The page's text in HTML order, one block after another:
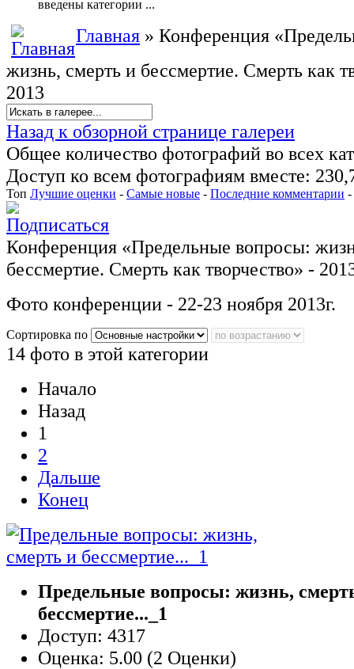
введены категории ...
Главная » Конференция
жизнь, смерть и бессмертие. Смерть как
2013
Назад к обзорной странице галереи
Общее количество фотографий во всех
Доступ ко всем фотографиям вместе:
Топ Лучшие оценки - Самые новые - Последние комментарии -
Конференция «Предельные вопросы:
бессмертие. Смерть как творчество» -
Фото конференции - 22-23 ноября 2013г.
Сортировка по
14 фото в этой категории
Начало
Назад
1
2
Дальше
Конец
Предельные вопросы: жизнь,
бессмертие..._1
Доступ: 4317
Оценка: 5.00 (2 Оценки)